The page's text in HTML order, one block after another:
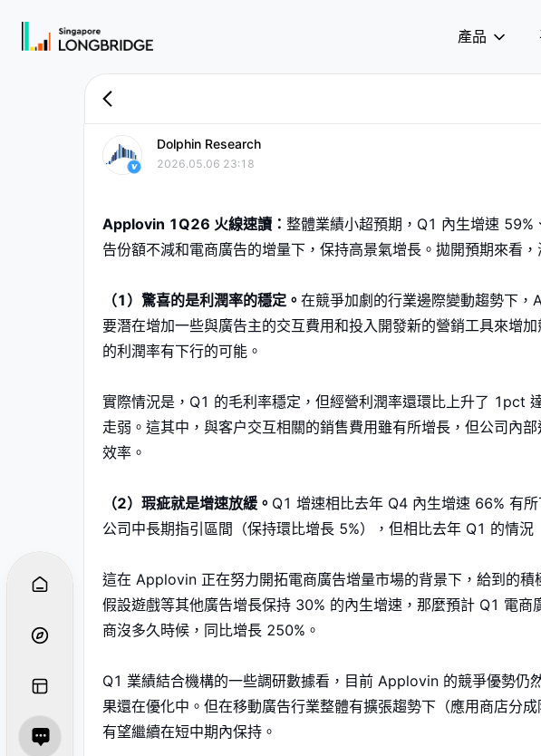
產品
Dolphin Research
2026.05.06 23:18
Applovin 1Q26 火線速讀： 整體業績小超預期，Q1 內生增速
告份額不減和電商廣告的增量下，保持高景氣增長。拋開預期來看
（1）驚喜的是利潤率的穩定。 在競爭加劇的行業邊際變動趨勢下
要潛在增加一些與廣告主的交互費用和投入開發新的營銷工具來增
的利潤率有下行的可能。
實際情況是，Q1 的毛利率穩定，但經營利潤率還環比上升了 1pct
走弱。這其中，與客户交互相關的銷售費用雖有所增長，但公司內
效率。
（2）瑕疵就是增速放緩。 Q1 增速相比去年 Q4 內生增速 66% 有
公司中長期指引區間（保持環比增長 5%），但相比去年 Q1 的情況
這在 Applovin 正在努力開拓電商廣告增量市場的背景下，給到的積
假設遊戲等其他廣告增長保持 30% 的內生增速，那麼預計 Q1 電
商沒多久時候，同比增長 250%。
Q1 業績結合機構的一些調研數據看，目前 Applovin 的競爭優勢仍
果還在優化中。但在移動廣告行業整體有擴張趨勢下（應用商店分
有望繼續在短中期內保持。